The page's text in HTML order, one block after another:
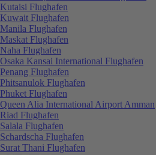
Kutaisi Flughafen
Kuwait Flughafen
Manila Flughafen
Maskat Flughafen
Naha Flughafen
Osaka Kansai International Flughafen
Penang Flughafen
Phitsanulok Flughafen
Phuket Flughafen
Queen Alia International Airport Amman
Riad Flughafen
Salala Flughafen
Schardscha Flughafen
Surat Thani Flughafen